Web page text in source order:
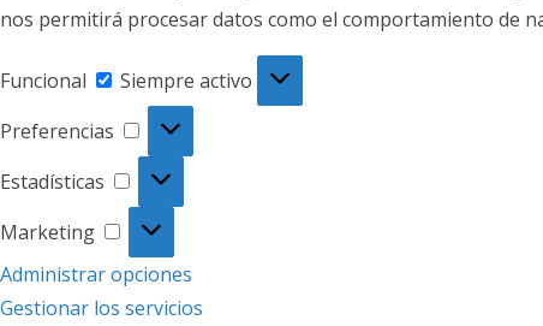
nos permitirá procesar datos como el comportamiento de
Funcional Funcional
Siempre activo
Preferencias
Preferencias
Estadísticas Estadísticas
Marketing
Marketing
Administrar opciones
Gestionar los servicios